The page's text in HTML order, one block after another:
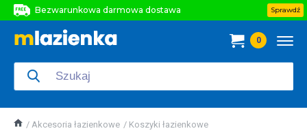
Bezwarunkowa darmowa dostawa
Bezwarunkowa darmowa dostawa
Sprawdź
0
Akcesoria łazienkowe Koszyki łazienkowe